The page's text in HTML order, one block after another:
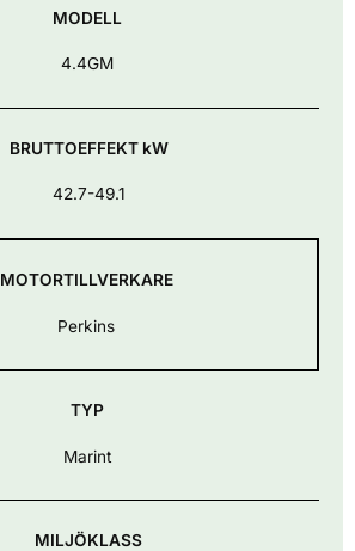
MODELL
4.4GM
BRUTTOEFFEKT kW
42.7-49.1
MOTORTILLVERKARE
Perkins
TYP
Marint
MILJÖKLASS